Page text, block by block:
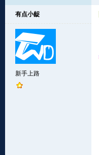
有点小龊
新手上路